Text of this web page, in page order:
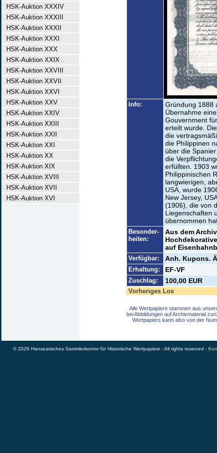
HSK-Auktion XXXIV
HSK-Auktion XXXIII
HSK-Auktion XXXII
HSK-Auktion XXXI
HSK-Auktion XXX
HSK-Auktion XXIX
HSK-Auktion XXVIII
HSK-Auktion XXVII
HSK-Auktion XXVI
HSK-Auktion XXV
HSK-Auktion XXIV
HSK-Auktion XXIII
HSK-Auktion XXII
HSK-Auktion XXI
HSK-Auktion XX
HSK-Auktion XIX
HSK-Auktion XVIII
HSK-Auktion XVII
HSK-Auktion XVI
Info:
Gründung 1888
Übernahme
Gouvernment
erteilt wurde.
die
die Philippinen
über die
die
erfüllten. 1903
Philippinischen
langwierigen,
USA, wurde
New Jersey,
(1906), die von
Liegenschaften
übernommen
Besonder-
heiten:
Aus dem
auf
Verfügbar: Anh. Kupons.
Erhaltung: EF-VF
Zuschlag: 100,00 EUR
Vorheriges Los
Alle Wertpapiere stammen aus
bei Abbildungen auf Archivmaterial
Wertpapiers kann also von der
© 2026 Hanseatisches Sammlerkontor für Historische Wertpapiere - All rights reserved -